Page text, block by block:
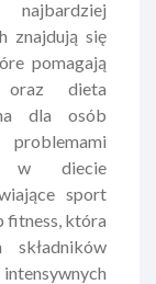
znajdują się
pomagają
dieta
dla osób
w diecie
sport
fitness, która
składników